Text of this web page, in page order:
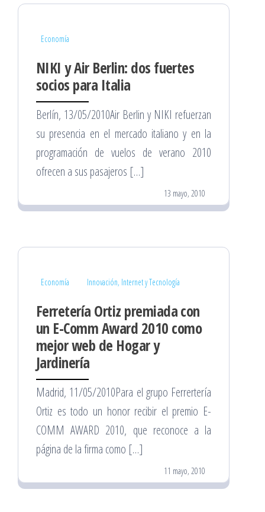
Economía
NIKI y Air Berlin: dos fuertes
socios para Italia
Berlín, 13/05/2010Air Berlin y NIKI refuerzan
su presencia en el mercado italiano y en la
programación de vuelos de verano 2010
ofrecen a sus pasajeros […]
13 mayo, 2010
Economía Innovación, Internet y Tecnología
Ferretería Ortiz premiada con
un E-Comm Award 2010 como
mejor web de Hogar y
Jardinería
Madrid, 11/05/2010Para el grupo Ferrertería
Ortiz es todo un honor recibir el premio E-
COMM AWARD 2010, que reconoce a la
página de la firma como […]
11 mayo, 2010